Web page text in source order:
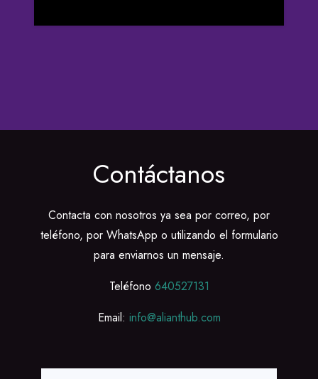
Contáctanos
Contacta con nosotros ya sea por correo, por
teléfono, por WhatsApp o utilizando el formulario
para enviarnos un mensaje.
Teléfono 640527131
Email: info@alianthub.com